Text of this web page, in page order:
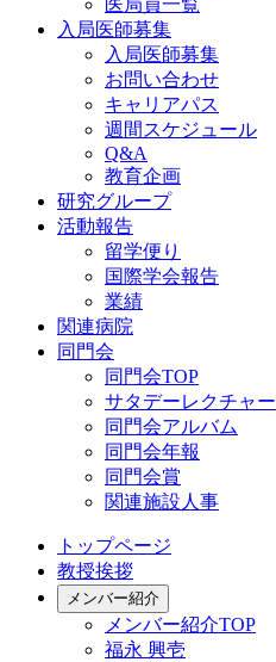
医局員一覧
入局医師募集
入局医師募集
お問い合わせ
キャリアパス
週間スケジュール
Q&A
教育企画
研究グループ
活動報告
留学便り
国際学会報告
業績
関連病院
同門会
同門会TOP
サタデーレクチャー
同門会アルバム
同門会年報
同門会賞
関連施設人事
トップページ
教授挨拶
メンバー紹介
メンバー紹介TOP
福永 興壱